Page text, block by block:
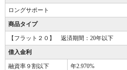
ロングサポート
商品タイプ
【フラット２０】 返済期間：20年以下
借入金利
融資率９割以下 年2.970%